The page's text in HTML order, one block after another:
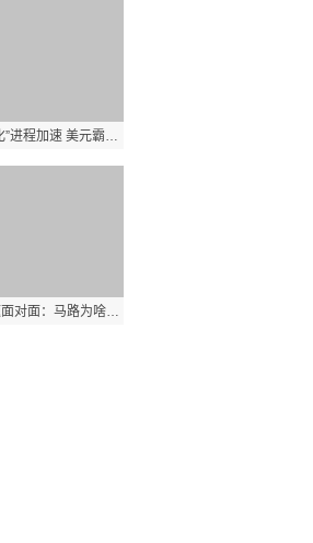
“去美元化”进程加速 美元霸权终结只是时间问题
热点问题面对面：马路为啥一直挖？边石反复修是资源浪费吗？